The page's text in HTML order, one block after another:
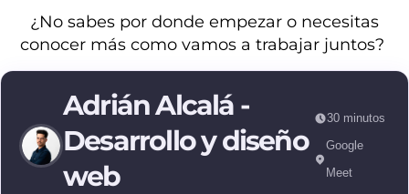
¿No sabes por donde empezar o necesitas
conocer más como vamos a trabajar juntos?
Adrián Alcalá -
Desarrollo y diseño
web
30 minutos
Google
Meet